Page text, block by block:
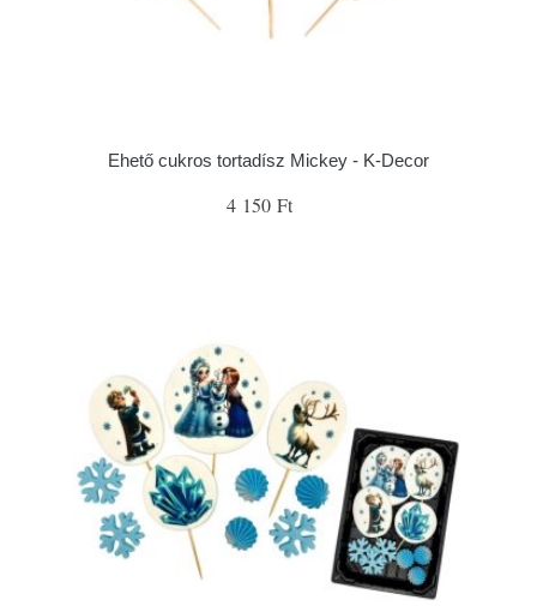
Ehető cukros tortadísz Mickey - K-Decor
4 150 Ft